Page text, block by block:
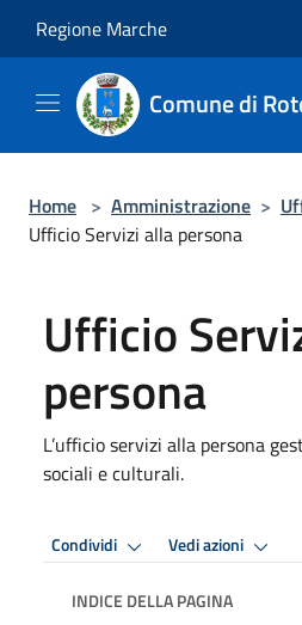
Regione Marche
Comune di
Home > Amministrazione >
Ufficio Servizi alla persona
Ufficio
persona
L’ufficio servizi alla persona
sociali e culturali.
Condividi Vedi azioni
INDICE DELLA PAGINA